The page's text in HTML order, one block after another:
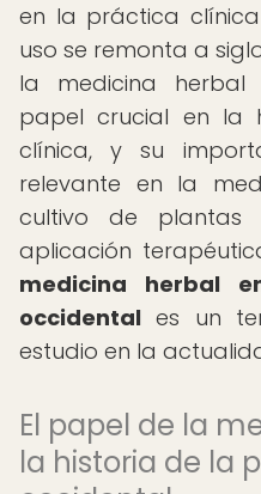
en la práctica
uso se remonta a
la medicina herbal
papel crucial en la
clínica, y su
relevante en la
cultivo de plantas
aplicación
medicina herbal
occidental es un
estudio en la
El papel de la
la historia de la